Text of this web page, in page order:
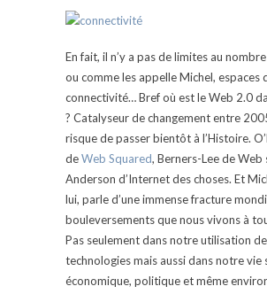
En fait, il n’y a pas de limites au
ou comme les appelle Michel, espaces
connectivité… Bref où est le Web 2.0
? Catalyseur de changement entre
risque de passer bientôt à l’Histoire.
deWeb Squared, Berners-Lee de Web
Anderson d’Internet des choses. Et
lui, parle d’une immense fracture
bouleversements que nous vivons à
Pas seulement dans notre utilisation
technologies mais aussi dans notre vie
économique, politique et même